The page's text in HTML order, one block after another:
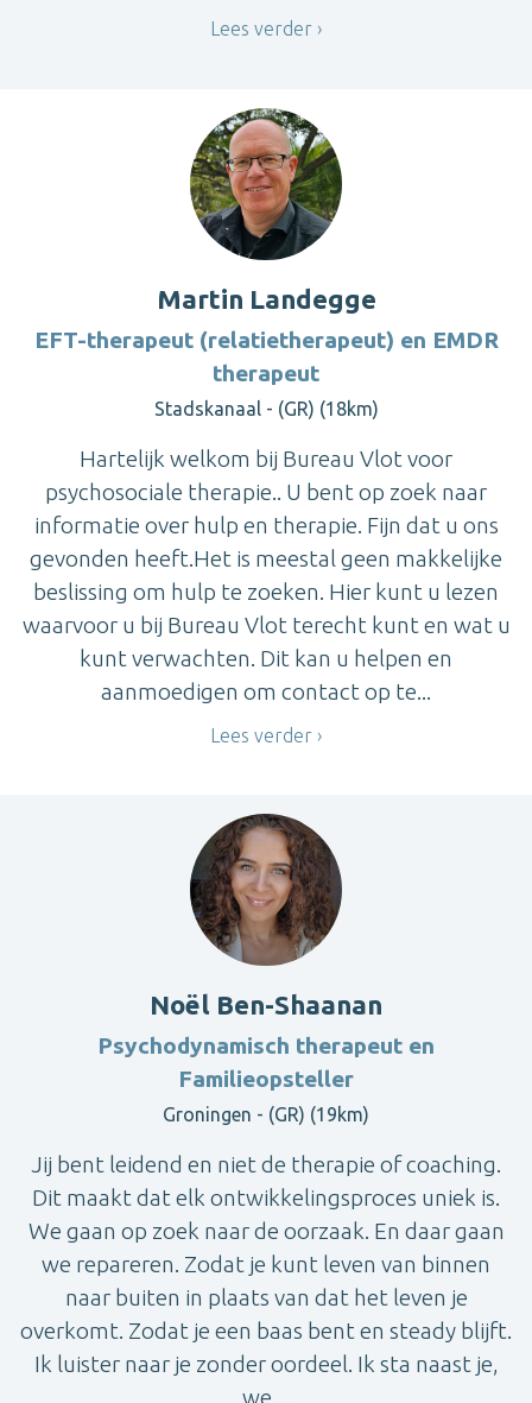
Lees verder
Martin Landegge
EFT-therapeut (relatietherapeut) en EMDR
therapeut
Stadskanaal - (GR) (18km)
Hartelijk welkom bij Bureau Vlot voor
psychosociale therapie.. U bent op zoek naar
informatie over hulp en therapie. Fijn dat u ons
gevonden heeft.Het is meestal geen makkelijke
beslissing om hulp te zoeken. Hier kunt u lezen
waarvoor u bij Bureau Vlot terecht kunt en wat u
kunt verwachten. Dit kan u helpen en
aanmoedigen om contact op te...
Lees verder
Noël Ben-Shaanan
Psychodynamisch therapeut en
Familieopsteller
Groningen - (GR) (19km)
Jij bent leidend en niet de therapie of coaching.
Dit maakt dat elk ontwikkelingsproces uniek is.
We gaan op zoek naar de oorzaak. En daar gaan
we repareren. Zodat je kunt leven van binnen
naar buiten in plaats van dat het leven je
overkomt. Zodat je een baas bent en steady blijft.
Ik luister naar je zonder oordeel. Ik sta naast je,
we ...